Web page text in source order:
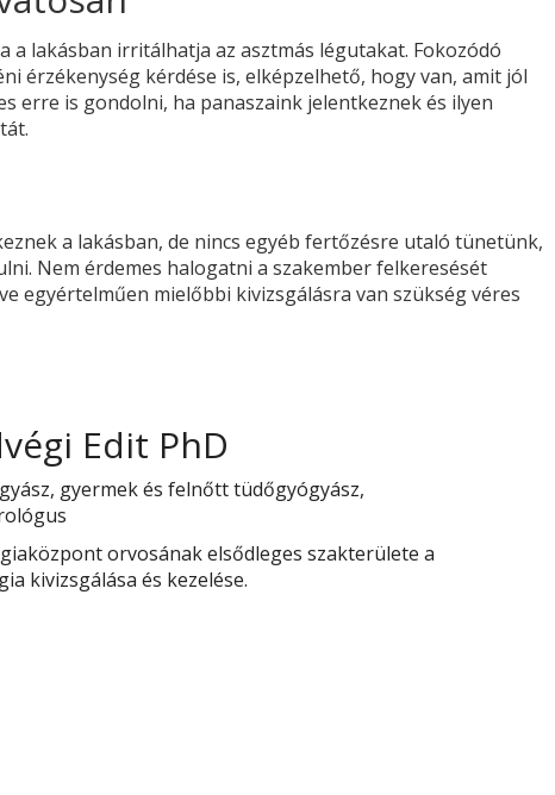
lakásban irritálhatja az asztmás légutakat. Fokozódó
érzékenység kérdése is, elképzelhető, hogy van, amit jól
erre is gondolni, ha panaszaink jelentkeznek és ilyen
a lakásban, de nincs egyéb fertőzésre utaló tünetünk,
Nem érdemes halogatni a szakember felkeresését
egyértelműen mielőbbi kivizsgálásra van szükség véres
Edit PhD
gyermek és felnőtt tüdőgyógyász,
orvosának elsődleges szakterülete a
kivizsgálása és kezelése.